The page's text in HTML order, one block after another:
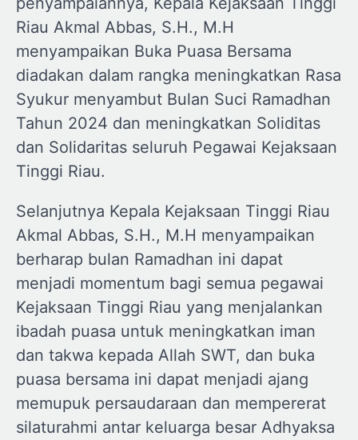
Riau Akmal Abbas, S.H., M.H
menyampaikan Buka Puasa Bersama
diadakan dalam rangka meningkatkan Rasa
Syukur menyambut Bulan Suci Ramadhan
Tahun 2024 dan meningkatkan Soliditas
dan Solidaritas seluruh Pegawai Kejaksaan
Tinggi Riau.
Selanjutnya Kepala Kejaksaan Tinggi Riau
Akmal Abbas, S.H., M.H menyampaikan
berharap bulan Ramadhan ini dapat
menjadi momentum bagi semua pegawai
Kejaksaan Tinggi Riau yang menjalankan
ibadah puasa untuk meningkatkan iman
dan takwa kepada Allah SWT, dan buka
puasa bersama ini dapat menjadi ajang
memupuk persaudaraan dan mempererat
silaturahmi antar keluarga besar Adhyaksa